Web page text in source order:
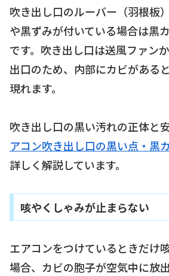
吹き出し口のルーバー（羽根板
や黒ずみが付いている場合は黒
です。吹き出し口は送風ファン
出口のため、内部にカビがある
現れます。
吹き出し口の黒い汚れの正体と
アコン吹き出し口の黒い点・黒
詳しく解説しています。
咳やくしゃみが止まらない
エアコンをつけているときだけ
場合、カビの胞子が空気中に放